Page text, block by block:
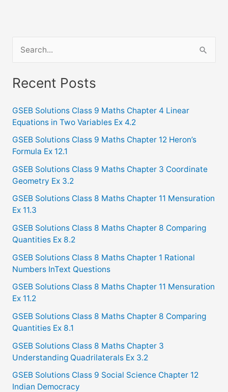
a
c
h
f
o
r
:
Recent Posts
GSEB Solutions Class 9 Maths Chapter 4 Linear
Equations in Two Variables Ex 4.2
GSEB Solutions Class 9 Maths Chapter 12 Heron’s
Formula Ex 12.1
GSEB Solutions Class 9 Maths Chapter 3 Coordinate
Geometry Ex 3.2
GSEB Solutions Class 8 Maths Chapter 11 Mensuration
Ex 11.3
GSEB Solutions Class 8 Maths Chapter 8 Comparing
Quantities Ex 8.2
GSEB Solutions Class 8 Maths Chapter 1 Rational
Numbers InText Questions
GSEB Solutions Class 8 Maths Chapter 11 Mensuration
Ex 11.2
GSEB Solutions Class 8 Maths Chapter 8 Comparing
Quantities Ex 8.1
GSEB Solutions Class 8 Maths Chapter 3
Understanding Quadrilaterals Ex 3.2
GSEB Solutions Class 9 Social Science Chapter 12
Indian Democracy